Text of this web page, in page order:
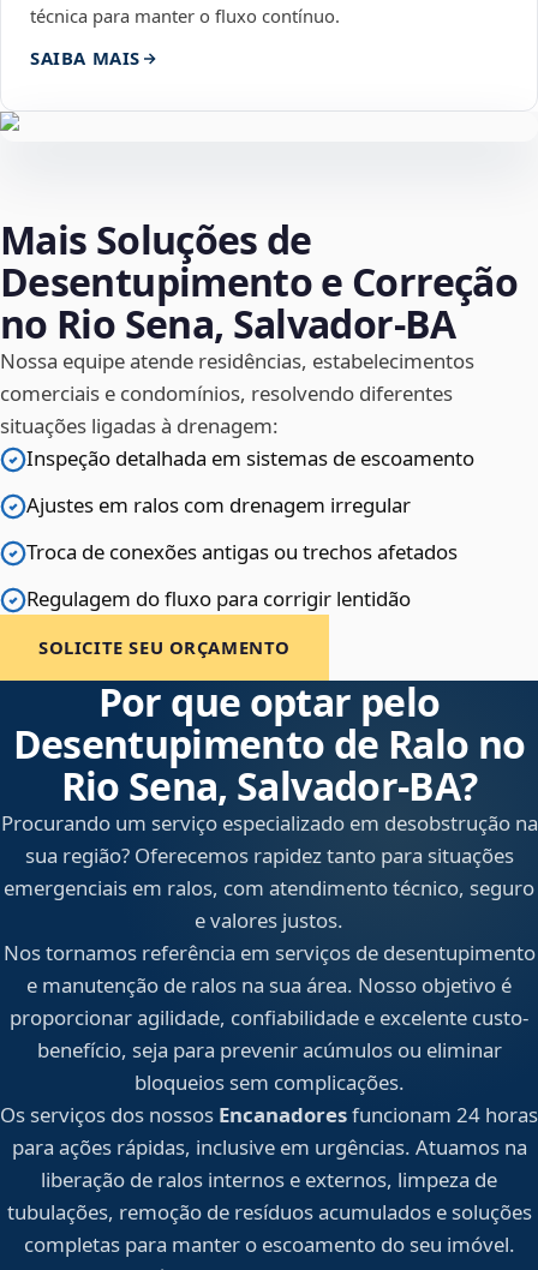
técnica para manter o fluxo contínuo.
SAIBA MAIS
Mais Soluções de
Desentupimento e Correção
no Rio Sena, Salvador‑BA
Nossa equipe atende residências, estabelecimentos
comerciais e condomínios, resolvendo diferentes
situações ligadas à drenagem:
Inspeção detalhada em sistemas de escoamento
Ajustes em ralos com drenagem irregular
Troca de conexões antigas ou trechos afetados
Regulagem do fluxo para corrigir lentidão
SOLICITE SEU ORÇAMENTO
Por que optar pelo
Desentupimento de Ralo no
Rio Sena, Salvador‑BA?
Procurando um serviço especializado em desobstrução na
sua região? Oferecemos rapidez tanto para situações
emergenciais em ralos, com atendimento técnico, seguro
e valores justos.
Nos tornamos referência em serviços de desentupimento
e manutenção de ralos na sua área. Nosso objetivo é
proporcionar agilidade, confiabilidade e excelente custo-
benefício, seja para prevenir acúmulos ou eliminar
bloqueios sem complicações.
Os serviços dos nossos Encanadoresfuncionam 24 horas
para ações rápidas, inclusive em urgências. Atuamos na
liberação de ralos internos e externos, limpeza de
tubulações, remoção de resíduos acumulados e soluções
completas para manter o escoamento do seu imóvel.